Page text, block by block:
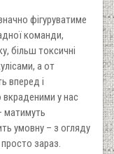
фігуруватиме
команди,
більш токсичні
а от
вперед і
вкраденими у нас
матимуть
умовну – з огляду
зараз.